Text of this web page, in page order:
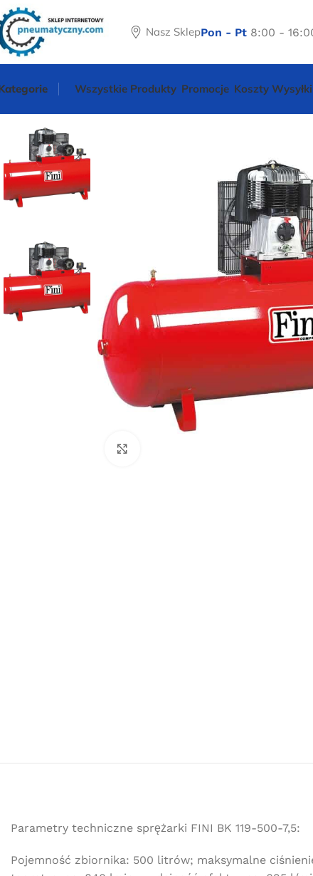
Nasz SklepPon - Pt 8:00 -
Wszystkie Produkty Promocje Koszty Wysyłki
Parametry techniczne sprężarki FINI BK 119-500-7,5:
Pojemność zbiornika: 500 litrów; maksymalne